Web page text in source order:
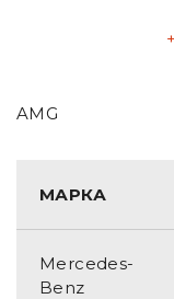
AMG
МАРКА
Mercedes-
Benz